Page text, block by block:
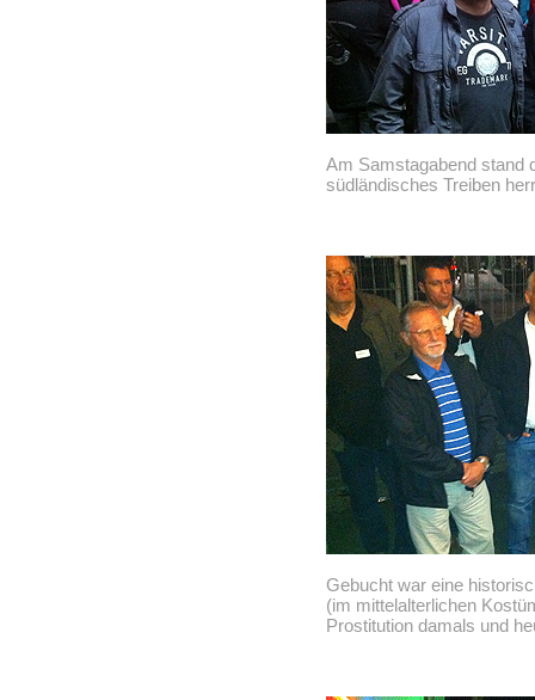
Am Samstagabend stand
südländisches Treiben
Gebucht war eine
(im mittelalterlichen
Prostitution damals und